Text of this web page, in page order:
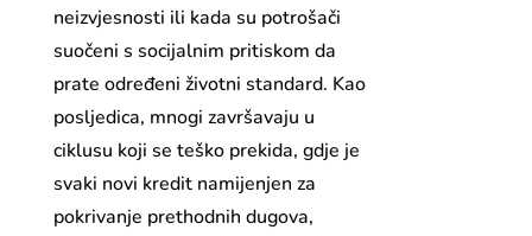
neizvjesnosti ili kada su potrošači
suočeni s socijalnim pritiskom da
prate određeni životni standard. Kao
posljedica, mnogi završavaju u
ciklusu koji se teško prekida, gdje je
svaki novi kredit namijenjen za
pokrivanje prethodnih dugova,